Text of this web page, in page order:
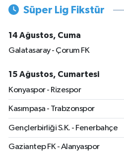
Süper Lig Fikstür
14 Ağustos, Cuma
Galatasaray - Çorum FK
15 Ağustos, Cumartesi
Konyaspor - Rizespor
Kasımpaşa - Trabzonspor
Gençlerbirliği S.K. - Fenerbahçe
Gaziantep FK - Alanyaspor